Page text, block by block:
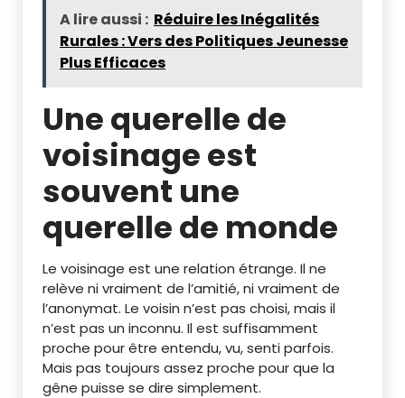
A lire aussi : Réduire les Inégalités
Rurales : Vers des Politiques Jeunesse
Plus Efficaces
Une querelle de
voisinage est
souvent une
querelle de monde
Le voisinage est une relation étrange. Il ne
relève ni vraiment de l’amitié, ni vraiment de
l’anonymat. Le voisin n’est pas choisi, mais il
n’est pas un inconnu. Il est suffisamment
proche pour être entendu, vu, senti parfois.
Mais pas toujours assez proche pour que la
gêne puisse se dire simplement.